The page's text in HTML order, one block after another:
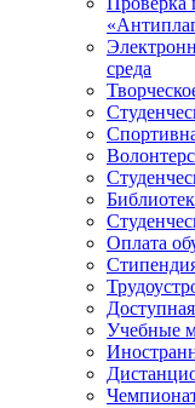
среда
Оплата
Учебные